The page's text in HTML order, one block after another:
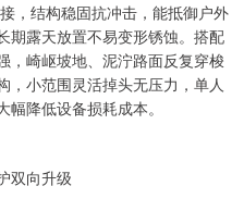
，结构稳固抗冲击，能抵御户外
期露天放置不易变形锈蚀。搭配
，崎岖坡地、泥泞路面反复穿梭
，小范围灵活掉头无压力，单人
降低设备损耗成本。
双向升级